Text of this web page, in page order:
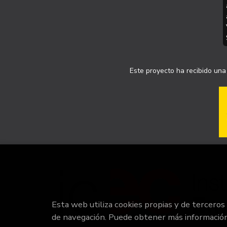
Este proyecto ha recibido
Esta web utiliza cookies propias y de
de navegación. Puede obtener más